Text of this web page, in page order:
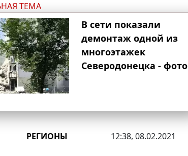
ТЕМА
В сети показали
демонтаж одной из
многоэтажек
Северодонецка - фото
РЕГИОНЫ 12:38, 08.02.2021